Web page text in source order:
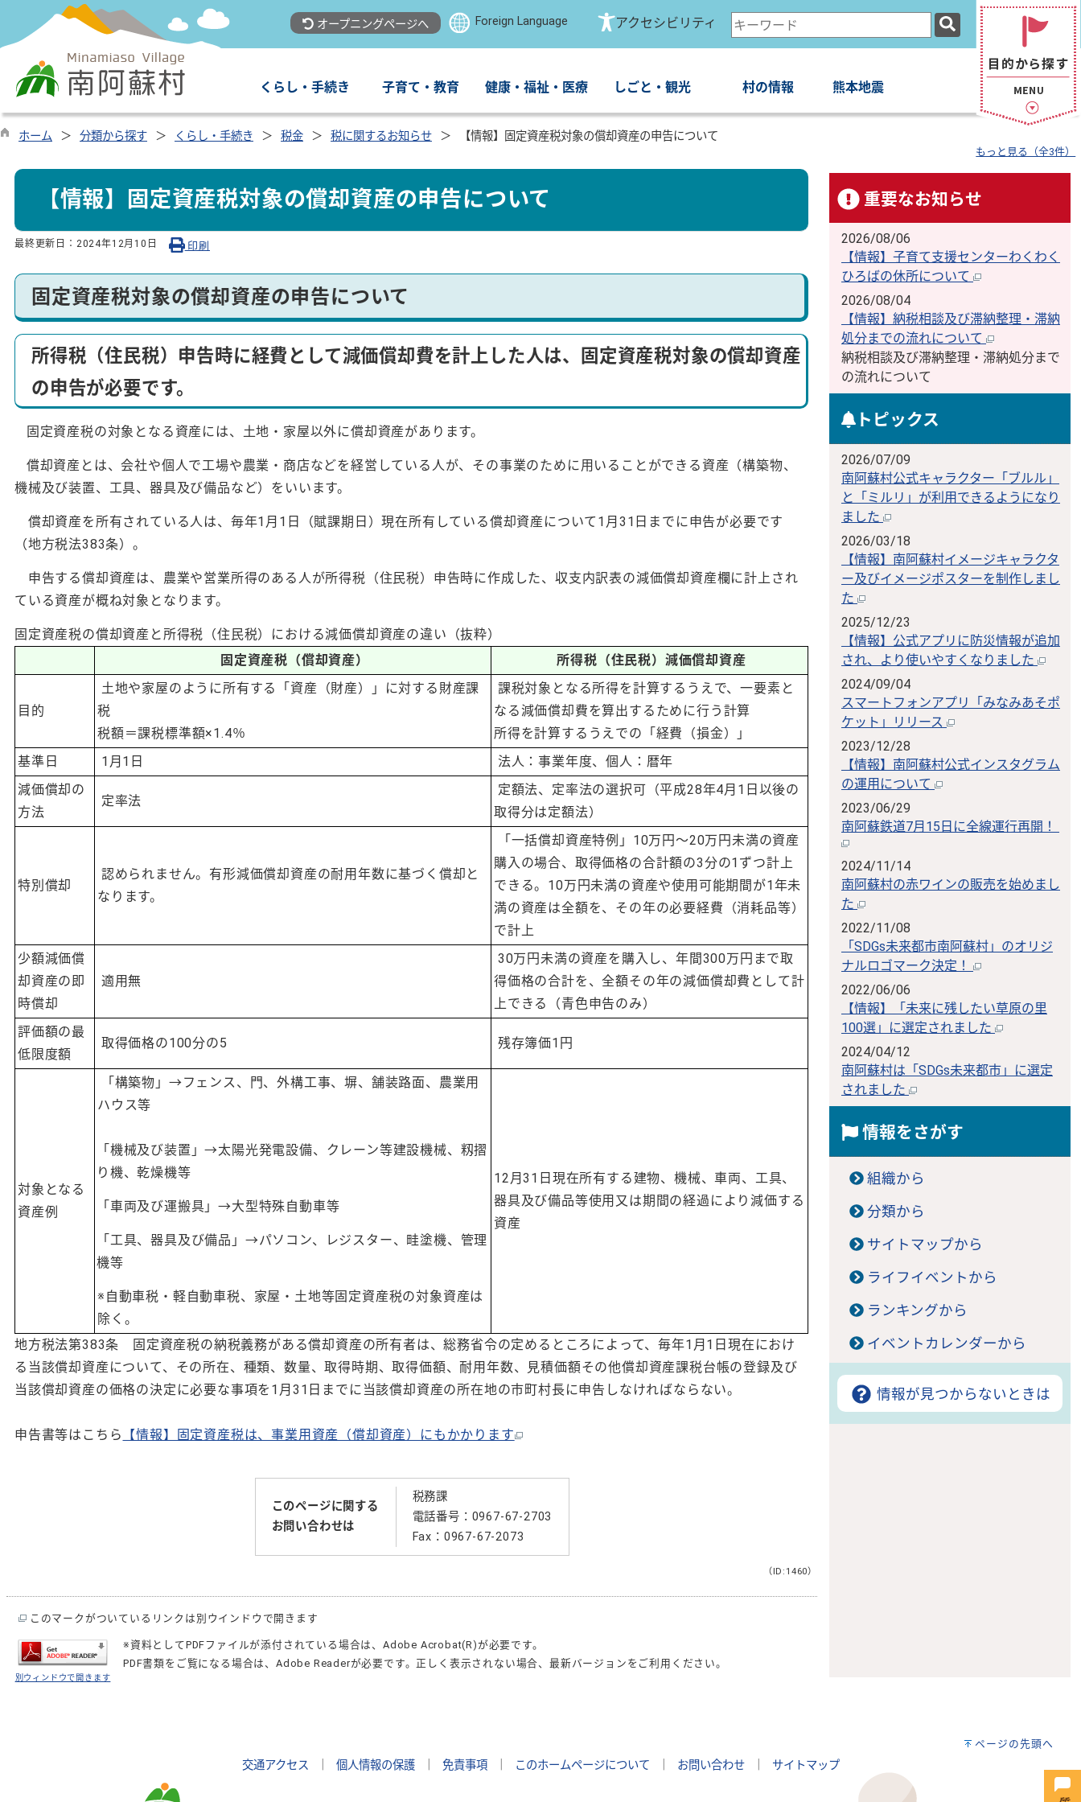
オープニングページへ Foreign Language アクセシビリティ
検
索
ー
ー
くらし・手続き 子育て・教育 健康・福祉・医療 しごと・観光 村の情報 熊本地震
ホーム 分類から探す くらし・手続き 税金 税に関するお知らせ 【情報】固定資産税対象の償却資産の申告について
もっと見る（全3件）
【情報】固定資産税対象の償却資産の申告について
最終更新日： 2024年12月10日 印刷
固定資産税対象の償却資産の申告について
所得税（住民税）申告時に経費として減価償却費を計上した人は、固定資産税対象の償却資産
の申告が必要です。
固定資産税の対象となる資産には、土地・家屋以外に償却資産があります。
償却資産とは、会社や個人で工場や農業・商店などを経営している人が、その事業のために用いることができる資産（構築物、
機械及び装置、工具、器具及び備品など）をいいます。
償却資産を所有されている人は、毎年1月1日（賦課期日）現在所有している償却資産について1月31日までに申告が必要です
（地方税法383条）。
申告する償却資産は、農業や営業所得のある人が所得税（住民税）申告時に作成した、収支内訳表の減価償却資産欄に計上され
ている資産が概ね対象となります。
固定資産税の償却資産と所得税（住民税）における減価償却資産の違い（抜粋）
固定資産税（償却資産）
所得税（住民税）減価償却資産
目的
土地や家屋のように所有する「資産（財産）」に対する財産課
税
税額＝課税標準額×1.4％
課税対象となる所得を計算するうえで、一要素と
なる減価償却費を算出するために行う計算
所得を計算するうえでの「経費（損金）」
基準日
1月1日
法人：事業年度、個人：暦年
減価償却の
方法
定率法
定額法、定率法の選択可（平成28年4月1日以後の
取得分は定額法）
特別償却
認められません。有形減価償却資産の耐用年数に基づく償却と
なります。
「一括償却資産特例」10万円～20万円未満の資産
購入の場合、取得価格の合計額の3分の1ずつ計上
できる。10万円未満の資産や使用可能期間が1年未
満の資産は全額を、その年の必要経費（消耗品等）
で計上
少額減価償
却資産の即
時償却
適用無
30万円未満の資産を購入し、年間300万円まで取
得価格の合計を、全額その年の減価償却費として計
上できる（青色申告のみ）
評価額の最
低限度額
取得価格の100分の5 残存簿価1円
対象となる
資産例
「構築物」→フェンス、門、外構工事、塀、舗装路面、農業用
ハウス等
「機械及び装置」→太陽光発電設備、クレーン等建設機械、籾摺
り機、乾燥機等
「車両及び運搬具」→大型特殊自動車等
「工具、器具及び備品」→パソコン、レジスター、畦塗機、管理
機等
※自動車税・軽自動車税、家屋・土地等固定資産税の対象資産は
除く。
12月31日現在所有する建物、機械、車両、工具、
器具及び備品等使用又は期間の経過により減価する
資産
地方税法第383条 固定資産税の納税義務がある償却資産の所有者は、総務省令の定めるところによって、毎年1月1日現在におけ
る当該償却資産について、その所在、種類、数量、取得時期、取得価額、耐用年数、見積価額その他償却資産課税台帳の登録及び
当該償却資産の価格の決定に必要な事項を1月31日までに当該償却資産の所在地の市町村長に申告しなければならない。
申告書等はこちら 【情報】固定資産税は、事業用資産（償却資産）にもかかります
このページに関する
お問い合わせは
税務課
電話番号：0967-67-2703
Fax：0967-67-2073
（ID:1460）
このマークがついているリンクは別ウインドウで開きます
別ウィンドウで開きます
※資料としてPDFファイルが添付されている場合は、Adobe Acrobat(R)が必要です。
PDF書類をご覧になる場合は、Adobe Readerが必要です。正しく表示されない場合、最新バージョンをご利用ください。
重要なお知らせ
2026/08/06
【情報】子育て支援センターわくわく
ひろばの休所について
2026/08/04
【情報】納税相談及び滞納整理・滞納
処分までの流れについて
納税相談及び滞納整理・滞納処分まで
の流れについて
トピックス
2026/07/09
南阿蘇村公式キャラクター「ブルル」
と「ミルリ」が利用できるようになり
ました
2026/03/18
【情報】南阿蘇村イメージキャラクタ
ー及びイメージポスターを制作しまし
た
2025/12/23
【情報】公式アプリに防災情報が追加
され、より使いやすくなりました
2024/09/04
スマートフォンアプリ「みなみあそポ
ケット」リリース
2023/12/28
【情報】南阿蘇村公式インスタグラム
の運用について
2023/06/29
南阿蘇鉄道7月15日に全線運行再開！
2024/11/14
南阿蘇村の赤ワインの販売を始めまし
た
2022/11/08
「SDGs未来都市南阿蘇村」のオリジ
ナルロゴマーク決定！
2022/06/06
【情報】「未来に残したい草原の里
100選」に選定されました
2024/04/12
南阿蘇村は「SDGs未来都市」に選定
されました
情報をさがす
組織から
分類から
サイトマップから
ライフイベントから
ランキングから
イベントカレンダーから
情報が見つからないときは
ページの先頭へ
交通アクセス 個人情報の保護 免責事項 このホームページについて お問い合わせ サイトマップ